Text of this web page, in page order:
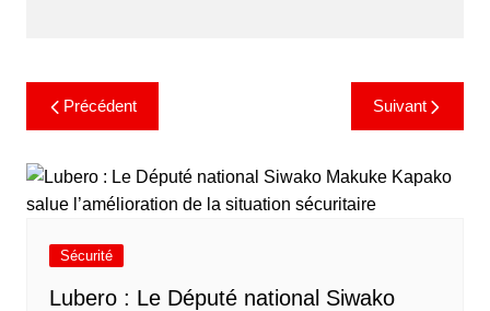
Précédent Suivant
Sécurité
Lubero : Le Député national Siwako